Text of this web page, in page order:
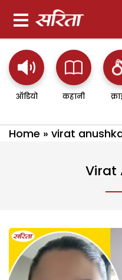
ऑडियो कहानी
Home » virat
Virat